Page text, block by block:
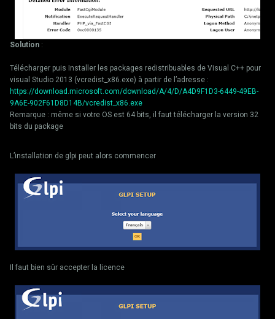
Solution :
Télécharger puis Installer les packages redistribuables de Visual C++ pour
visual Studio 2013 (vcredist_x86.exe) à partir de l’adresse :
https://download.microsoft.com/download/A/4/D/A4D9F1D3-6449-49EB-
9A6E-902F61D8D14B/vcredist_x86.exe
Remarque : même si votre OS est 64 bits, il faut télécharger la version 32
bits du package
L’installation de glpi peut alors commencer
Il faut bien sûr accepter la licence